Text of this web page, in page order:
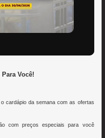
Para Você!
cardápio da semana com as ofertas
com preços especiais para você